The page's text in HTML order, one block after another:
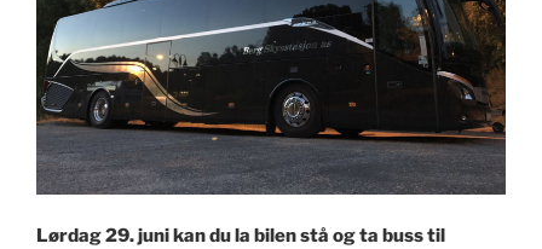
Lørdag 29. juni kan du la bilen stå og ta buss til